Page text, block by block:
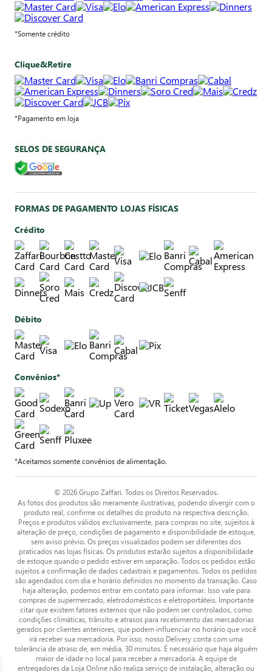
*Somente crédito
Clique&Retire
*Pagamento em loja
SELOS DE SEGURANÇA
FORMAS DE PAGAMENTO LOJAS FÍSICAS
Crédito
Débito
Convênios*
*Aceitamos somente convênios de alimentação.
© 2026 Grupo Zaffari. Todos os Direitos Reservados.
As fotos dos produtos são meramente ilustrativas, podendo divergir com o
produto real, confirme os detalhes do produto na respectiva descrição.
Preços e produtos válidos exclusivamente, para compras no site, sujeitos à
alteração de preço, condições de pagamento e disponibilidade de estoque,
sem aviso prévio. Os preços visualizados podem ser diferentes dos
praticados nas lojas físicas. Os produtos estarão sujeitos a disponibilidade
de estoque quando o pedido estiver em separação. Todos os pedidos estão
sujeitos a confirmação de dados cadastrais e pagamentos. Todos os pedidos
são agendados com dia e horário definidos no momento da transação. Caso
haja alteração, podemos entrar em contato para informar. Isso vale para
compras de supermercado, eletrodomésticos e eletroportáteis. Importante
citar que existem fatores externos que não podem ser controlados, como
condições climáticas, trânsito e atrasos para recebimento das mercadorias
gerados por clientes anteriores, que podem influenciar no horário que você
irá receber sua mercadoria. Por isso, nosso Delivery conta com uma
tolerância de atraso de, em média, 30 minutos. É necessário que haja alguém
maior de idade no local para receber a mercadoria. A equipe de
entregadores da Loja Online não realiza serviço de instalação, alteração ou